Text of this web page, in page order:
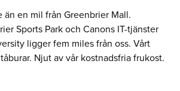
en mil från Greenbrier Mall.
Sports Park och Canons IT-tjänster
ligger fem miles från oss. Vårt
Njut av vår kostnadsfria frukost.